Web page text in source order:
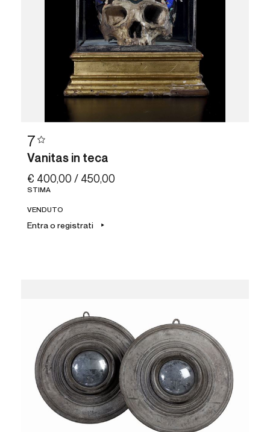
7
Vanitas in teca
€ 400,00 / 450,00
STIMA
VENDUTO
Entra o registrati